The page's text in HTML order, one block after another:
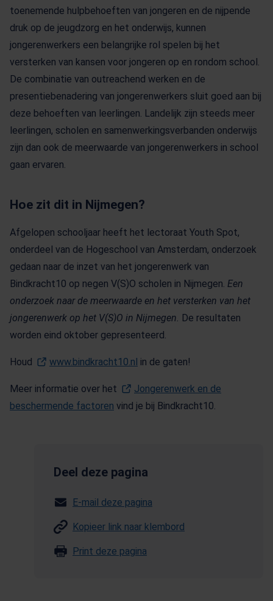
toenemende hulpbehoeften van jongeren en de nijpende
druk op de jeugdzorg en het onderwijs, kunnen
jongerenwerkers een belangrijke rol spelen bij het
versterken van kansen voor jongeren op en rondom school.
De combinatie van outreachend werken en de
presentiebenadering van jongerenwerkers sluit goed aan bij
deze behoeften van leerlingen. Landelijk zijn steeds meer
leerlingen, scholen en samenwerkingsverbanden onderwijs
zijn dan ook de meerwaarde van jongerenwerkers in school
gaan ervaren.
Hoe zit dit in Nijmegen?
Afgelopen schooljaar heeft het lectoraat Youth Spot,
onderdeel van de Hogeschool van Amsterdam, onderzoek
gedaan naar de inzet van het jongerenwerk van
Bindkracht10 op negen V(S)O scholen in Nijmegen. Een
onderzoek naar de meerwaarde en het versterken van het
jongerenwerk op het V(S)O in Nijmegen. De resultaten
worden eind oktober gepresenteerd.
Houd www.bindkracht10.nl (Opent in een nieuw tabblad)
in de gaten!
Meer informatie over het
Jongerenwerk en de
beschermende factoren (Opent in een nieuw tabblad)
vind je bij Bindkracht10.
Deel deze pagina
E-mail deze pagina
Kopieer link naar klembord
Print deze pagina